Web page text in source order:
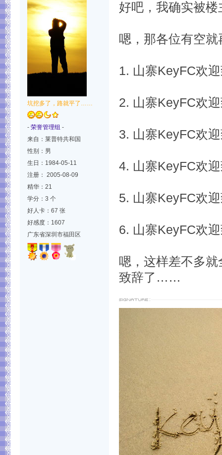
坑挖多了，路就平了……
- 荣誉管理组 -
来自：莱普特共和国
性别：男
生日：1984-05-11
注册： 2005-08-09
精华：21
学分：3 个
好人卡：67 张
好感度：1607
广东省深圳市福田区
好吧，我确实被
嗯，那各位有空
1. 山寨KeyFC欢
2. 山寨KeyFC欢
3. 山寨KeyFC欢
4. 山寨KeyFC欢
5. 山寨KeyFC欢
6. 山寨KeyFC欢
嗯，这样差不多
致辞了……